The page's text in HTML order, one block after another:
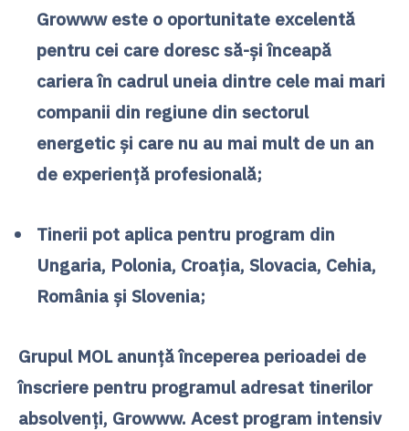
Growww este o oportunitate excelentă
pentru cei care doresc să-și înceapă
cariera în cadrul uneia dintre cele mai mari
companii din regiune din sectorul
energetic și care nu au mai mult de un an
de experiență profesională;
Tinerii pot aplica pentru program din
Ungaria, Polonia, Croația, Slovacia, Cehia,
România și Slovenia;
Grupul MOL anunță începerea perioadei de
înscriere pentru programul adresat tinerilor
absolvenți, Growww. Acest program intensiv